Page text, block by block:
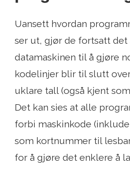
Uansett hvordan
ser ut, gjør de fortsatt det
datamaskinen til å gjøre
kodelinjer blir til slutt
uklare tall (også kjent
Det kan sies at alle
forbi maskinkode
som kortnummer til
for å gjøre det enklere å